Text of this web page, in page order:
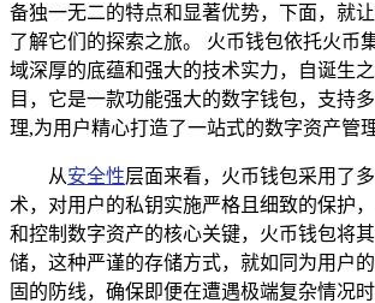
备独一无二的特点和显著优势，下面，就
了解它们的探索之旅。 火币钱包依托火币
域深厚的底蕴和强大的技术实力，自诞生
目，它是一款功能强大的数字钱包，支持
理,为用户精心打造了一站式的数字资产管
从安全性层面来看，火币钱包采用了
术，对用户的私钥实施严格且细致的保护
和控制数字资产的核心关键，火币钱包将
储，这种严谨的存储方式，就如同为用户
固的防线，确保即便在遭遇极端复杂情况